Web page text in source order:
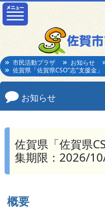
市民活動プラザ お知らせ
佐賀県「佐賀県CSO"志"支援金
お知らせ
佐賀県「佐賀県
集期限：2026/
概要